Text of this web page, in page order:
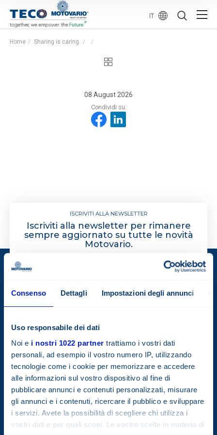
Consenso Dettagli Impostazioni degli annunci
Uso responsabile dei dati
Noi e i nostri 1022 partner trattiamo i vostri dati
personali, ad esempio il vostro numero IP, utilizzando
tecnologie come i cookie per memorizzare e accedere
alle informazioni sul vostro dispositivo al fine di
pubblicare annunci e contenuti personalizzati, misurare
gli annunci e i contenuti, ricercare il pubblico e sviluppare
i servizi. Avete la possibilità di scegliere chi utilizza i
vostri dati e per quali scopi. Le vostre scelte in materia di
IT
Home Sharing is caring
08 August 2026
Condividi su:
ISCRIVITI ALLA NEWSLETTER
Iscriviti alla newsletter per rimanere
sempre aggiornato su tutte le novità
Motovario.
Società soggetta all’attività di direzione e coordinamento della
TECO Electric & Machinery Co.Ltd.